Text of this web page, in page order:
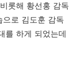
롯해 황선홍 감독
로 김도훈 감독
를 하게 되었는데